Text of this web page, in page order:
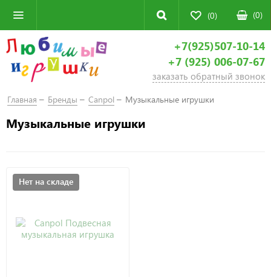
(0) (0)
+7(925)507-10-14
+7 (925) 006-07-67
заказать обратный звонок
Главная Бренды Canpol Музыкальные игрушки
Музыкальные игрушки
Нет на складе